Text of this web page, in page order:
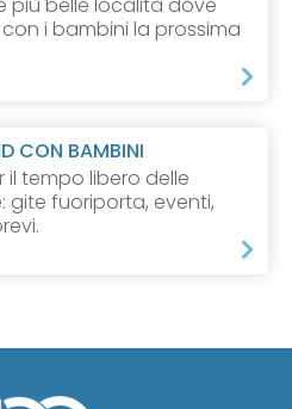
i bambini la prossima
CON BAMBINI
il tempo libero delle
gite fuoriporta, eventi,